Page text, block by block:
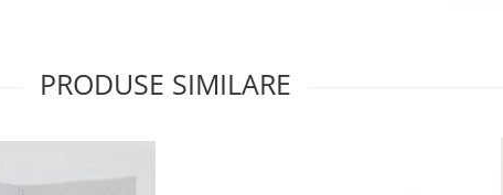
PRODUSE SIMILARE